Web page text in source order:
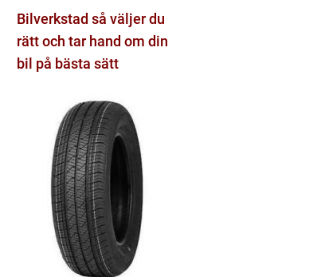
Bilverkstad så väljer du
rätt och tar hand om din
bil på bästa sätt